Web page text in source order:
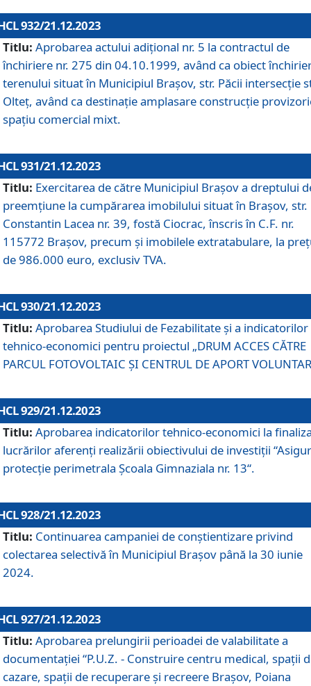
932/21.12.2023
Titlu: Aprobarea actului adițional nr. 5 la contractul de
închiriere nr. 275 din 04.10.1999, având ca obiect
terenului situat în Municipiul Brașov, str. Păcii intersecție
Olteț, având ca destinație amplasare construcție
spațiu comercial mixt.
931/21.12.2023
Titlu: Exercitarea de către Municipiul Brașov a dreptului
preemțiune la cumpărarea imobilului situat în Brașov, str.
Constantin Lacea nr. 39, fostă Ciocrac, înscris în C.F. nr.
115772 Brașov, precum și imobilele extratabulare, la
de 986.000 euro, exclusiv TVA.
930/21.12.2023
Titlu: Aprobarea Studiului de Fezabilitate și a indicatorilor
tehnico-economici pentru proiectul „DRUM ACCES CĂTRE
PARCUL FOTOVOLTAIC ȘI CENTRUL DE APORT
929/21.12.2023
Titlu: Aprobarea indicatorilor tehnico-economici la
lucrărilor aferenți realizării obiectivului de investiții
protecție perimetrala Școala Gimnaziala nr. 13“.
928/21.12.2023
Titlu: Continuarea campaniei de conștientizare privind
colectarea selectivă în Municipiul Braşov până la 30 iunie
2024.
927/21.12.2023
Titlu: Aprobarea prelungirii perioadei de valabilitate a
documentaţiei “P.U.Z. - Construire centru medical, spații
cazare, spații de recuperare și recreere Brașov, Poiana